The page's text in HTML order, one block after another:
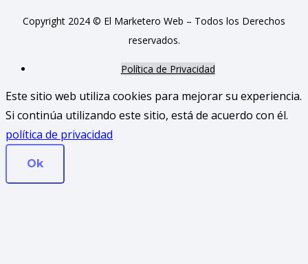
Copyright 2024 © El Marketero Web – Todos los Derechos
reservados.
Política de Privacidad
Este sitio web utiliza cookies para mejorar su experiencia.
Si continúa utilizando este sitio, está de acuerdo con él.
política de privacidad
Ok